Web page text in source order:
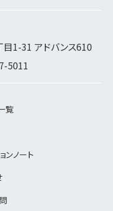
1-31 アドバンス610
5011
覧
ンノート